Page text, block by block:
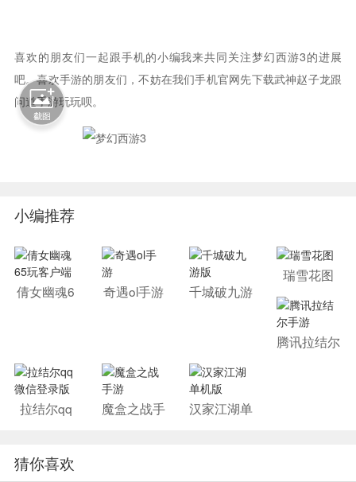
喜欢的朋友们一起跟手机的小编我来共同关注梦幻西游3的进展
吧。喜欢手游的朋友们，不妨在我们手机官网先下载武神赵子龙跟
问道手游玩玩呗。
小编推荐
倩女幽魂6 奇遇ol手游 千城破九游
瑞雪花图
腾讯拉结尔
拉结尔qq
微信登录版
魔盒之战手
游
汉家江湖单
机版
猜你喜欢